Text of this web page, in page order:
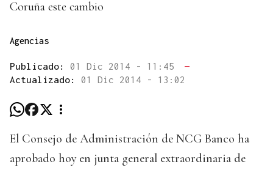
Coruña este cambio
Agencias
Publicado: 01 Dic 2014 - 11:45
—
Actualizado: 01 Dic 2014 - 13:02
El Consejo de Administración de NCG Banco ha
aprobado hoy en junta general extraordinaria de